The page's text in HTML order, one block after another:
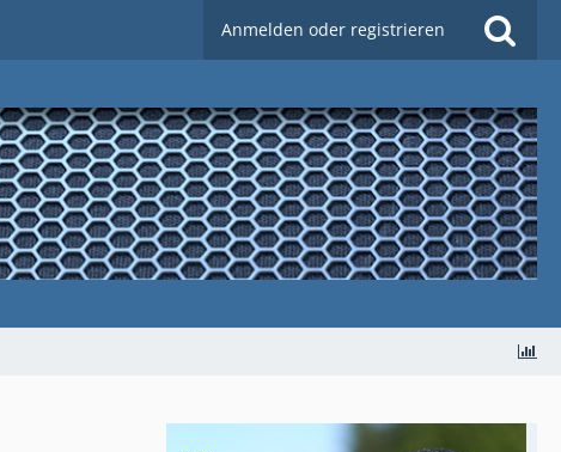
Anmelden oder registrieren